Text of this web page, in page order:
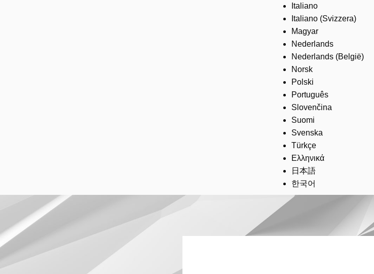
Italiano
Italiano (Svizzera)
Magyar
Nederlands
Nederlands (België)
Norsk
Polski
Português
Slovenčina
Suomi
Svenska
Türkçe
Ελληνικά
日本語
한국어